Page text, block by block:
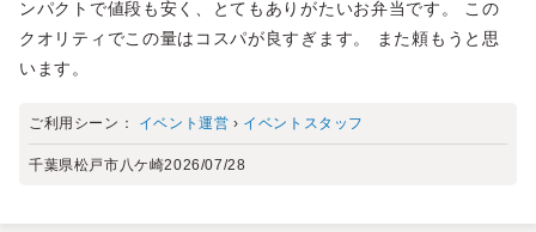
ンパクトで値段も安く、とてもありがたいお弁当です。 この
クオリティでこの量はコスパが良すぎます。 また頼もうと思
います。
ご利用シーン： イベント運営 › イベントスタッフ
千葉県松戸市八ケ崎2026/07/28